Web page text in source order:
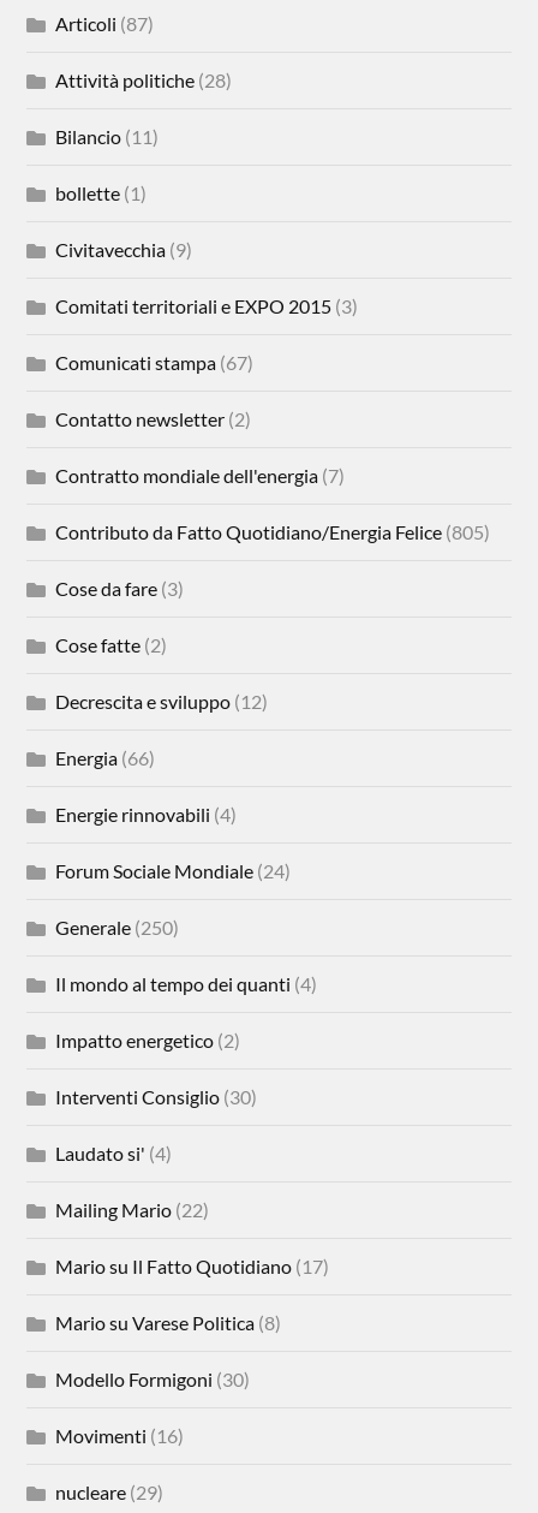
Articoli (87)
Attività politiche (28)
Bilancio (11)
bollette (1)
Civitavecchia (9)
Comitati territoriali e EXPO 2015 (3)
Comunicati stampa (67)
Contatto newsletter (2)
Contratto mondiale dell'energia (7)
Contributo da Fatto Quotidiano/Energia Felice (805)
Cose da fare (3)
Cose fatte (2)
Decrescita e sviluppo (12)
Energia (66)
Energie rinnovabili (4)
Forum Sociale Mondiale (24)
Generale (250)
Il mondo al tempo dei quanti (4)
Impatto energetico (2)
Interventi Consiglio (30)
Laudato si' (4)
Mailing Mario (22)
Mario su Il Fatto Quotidiano (17)
Mario su Varese Politica (8)
Modello Formigoni (30)
Movimenti (16)
nucleare (29)